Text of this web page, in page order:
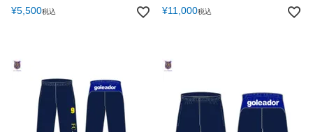
¥5,500税込
¥11,000税込